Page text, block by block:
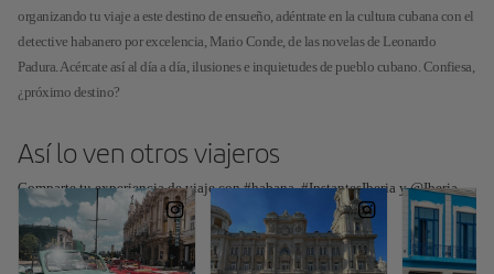
organizando tu viaje a este destino de ensueño, adéntrate en la cultura cubana con el
detective habanero por excelencia, Mario Conde, de las novelas de Leonardo
Padura. Acércate así al día a día, ilusiones e inquietudes de pueblo cubano. Confiesa,
¿próximo destino?
Así lo ven otros viajeros
Comparte tu experiencia de viaje con #habana, #InstantesIberia y @Iberia